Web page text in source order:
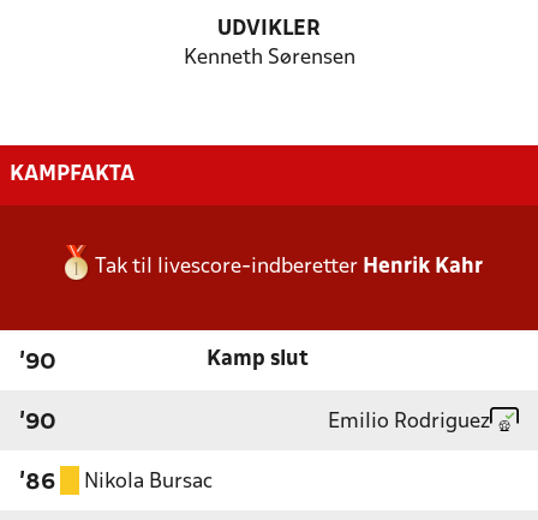
UDVIKLER
Kenneth Sørensen
KAMPFAKTA
Tak til livescore-indberetter Henrik Kahr
'90 Kamp slut
'90 Emilio Rodriguez
'86 Nikola Bursac